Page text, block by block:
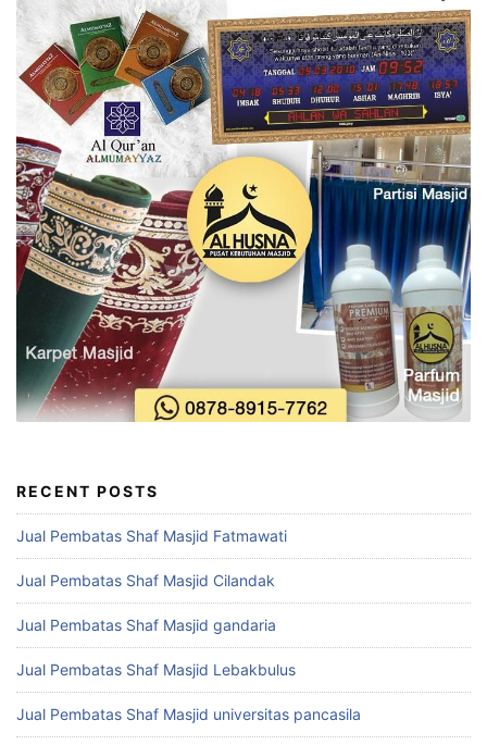
RECENT POSTS
Jual Pembatas Shaf Masjid Fatmawati
Jual Pembatas Shaf Masjid Cilandak
Jual Pembatas Shaf Masjid gandaria
Jual Pembatas Shaf Masjid Lebakbulus
Jual Pembatas Shaf Masjid universitas pancasila